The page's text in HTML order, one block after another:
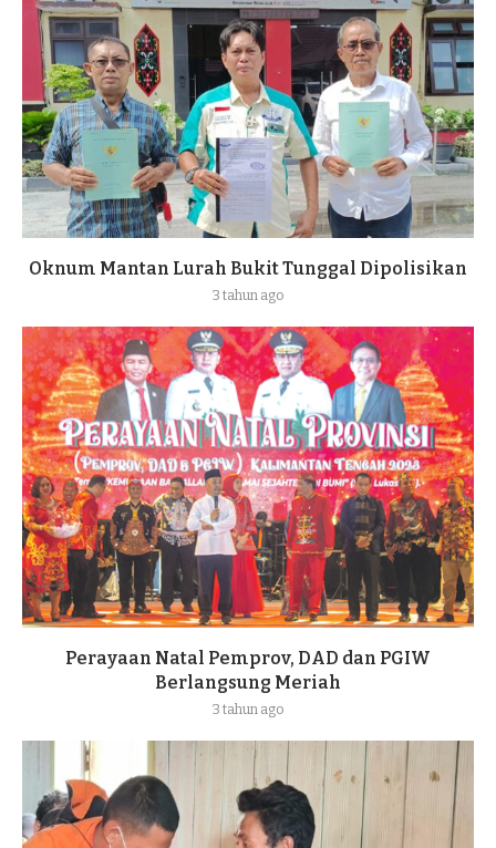
Oknum Mantan Lurah Bukit Tunggal Dipolisikan
3 tahun ago
Perayaan Natal Pemprov, DAD dan PGIW
Berlangsung Meriah
3 tahun ago